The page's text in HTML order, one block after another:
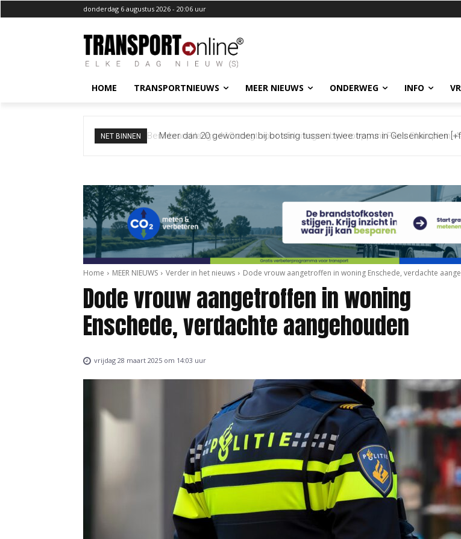
donderdag 6 augustus 2026 - 20:06 uur
HOME TRANSPORTNIEUWS MEER NIEUWS ONDERWEG INFO
NET BINNEN Meer dan 20 gewonden bij botsing tussen twee trams in Gelsenkirchen
Home MEER NIEUWS Verder in het nieuws Dode vrouw aangetroffen in woning Enschede, verdachte
Dode vrouw aangetroffen in woning
Enschede, verdachte aangehouden
vrijdag 28 maart 2025 om 14:03 uur